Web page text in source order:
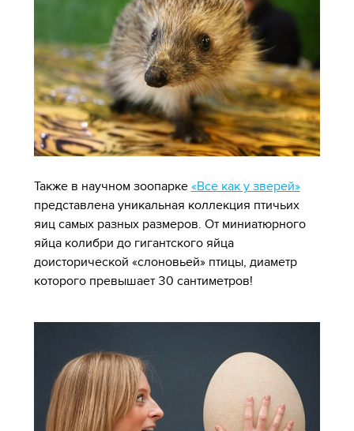
Также в научном зоопарке «Все как у зверей»
представлена уникальная коллекция птичьих
яиц самых разных размеров. От миниатюрного
яйца колибри до гигантского яйца
доисторической «слоновьей» птицы, диаметр
которого превышает 30 сантиметров!